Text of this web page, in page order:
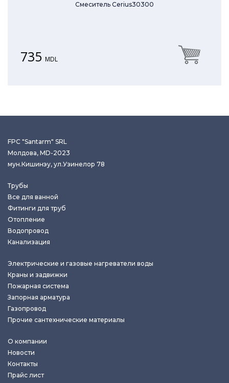
Смеситель Cerius30300
735 MDL
FPC "Santarm" SRL
Молдова, MD-2023
мун.Кишинэу, ул.Узинелор 78
Трубы
Все для ванной
Фитинги для труб
Отопление
Водопровод
Канализация
Электрические и газовые нагреватели воды
Краны и задвижки
Пожарная система
Запорная арматура
Газопровод
Прочие сантехнические материалы
О компании
Новости
Контакты
Прайс лист